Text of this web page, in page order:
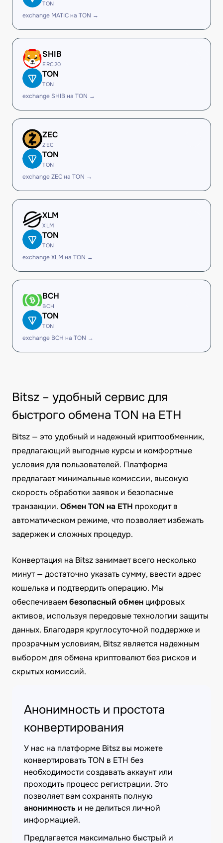
TON
exchange MATIC на TON →
SHIB
ERC20
TON
TON
exchange SHIB на TON →
ZEC
ZEC
TON
TON
exchange ZEC на TON →
XLM
XLM
TON
TON
exchange XLM на TON →
BCH
BCH
TON
TON
exchange BCH на TON →
Bitsz – удобный сервис для
быстрого обмена TON на ETH
Bitsz — это удобный и надежный криптообменник,
предлагающий выгодные курсы и комфортные
условия для пользователей. Платформа
предлагает минимальные комиссии, высокую
скорость обработки заявок и безопасные
транзакции. Обмен TON на ETH проходит в
автоматическом режиме, что позволяет избежать
задержек и сложных процедур.
Конвертация на Bitsz занимает всего несколько
минут — достаточно указать сумму, ввести адрес
кошелька и подтвердить операцию. Мы
обеспечиваембезопасный обмен цифровых
активов, используя передовые технологии защиты
данных. Благодаря круглосуточной поддержке и
прозрачным условиям, Bitsz является надежным
выбором для обмена криптовалют без рисков и
скрытых комиссий.
Анонимность и простота
конвертирования
У нас на платформе Bitsz вы можете
конвертировать TON в ETH без
необходимости создавать аккаунт или
проходить процесс регистрации. Это
позволяет вам сохранять полную
анонимность и не делиться личной
информацией.
Предлагается максимально быстрый и